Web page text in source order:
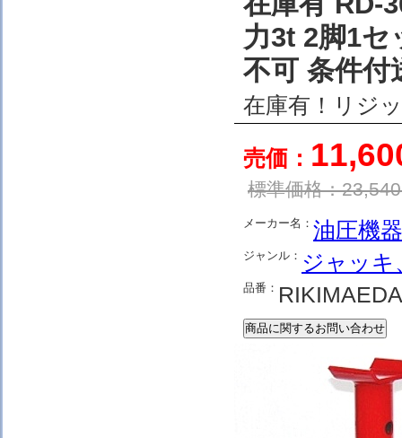
力3t 2脚1セ
不可 条件付
在庫有！リジ
売価：
標準価格：23,540
メーカー名： 油圧機
ジャンル： ジャッ
品番：